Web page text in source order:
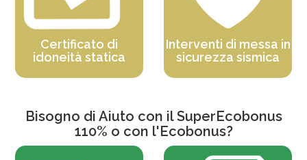
Certificato di
idoneità statica
Interventi di messa in
sicurezza sismica
Bisogno di Aiuto con ilSuperEcobonus
110% o con l'Ecobonus?